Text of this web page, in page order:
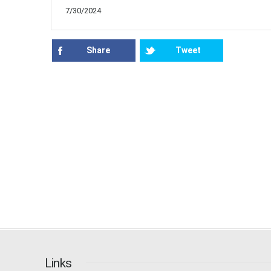
7/30/2024
Share Tweet
Links